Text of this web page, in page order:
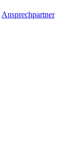
Ansprechpartner